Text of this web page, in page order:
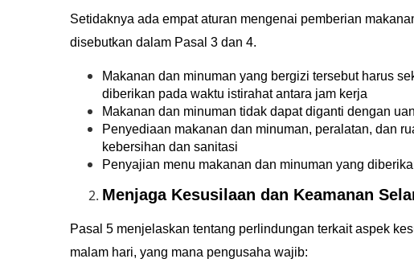
Setidaknya ada empat aturan mengenai pemberian
disebutkan dalam Pasal 3 dan 4.
Makanan dan minuman yang bergizi tersebut harus
diberikan pada waktu istirahat antara jam kerja
Makanan dan minuman tidak dapat diganti dengan
Penyediaan makanan dan minuman, peralatan, dan
kebersihan dan sanitasi
Penyajian menu makanan dan minuman yang
Menjaga Kesusilaan dan Keamanan
Pasal 5 menjelaskan tentang perlindungan terkait aspek
malam hari, yang mana pengusaha wajib: